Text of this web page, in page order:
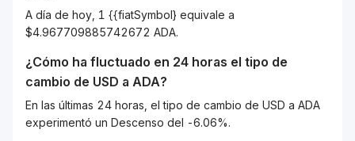
A día de hoy, 1 {{fiatSymbol} equivale a
$4.967709885742672 ADA.
¿Cómo ha fluctuado en 24 horas el tipo de
cambio de USD a ADA?
En las últimas 24 horas, el tipo de cambio de USD a ADA
experimentó un Descenso del -6.06%.